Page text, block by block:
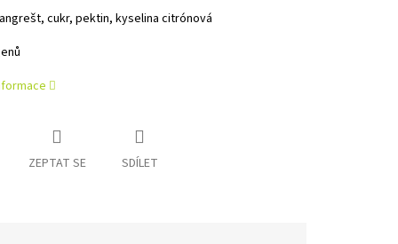
angrešt, cukr, pektin, kyselina citrónová
ZEPTAT SE SDÍLET